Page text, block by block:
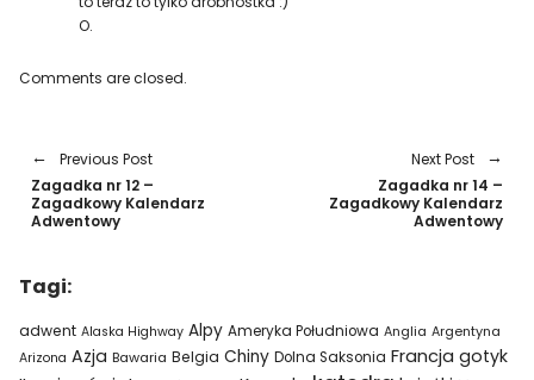
O.
Comments are closed.
Previous Post
Zagadka nr 12 –
Zagadkowy Kalendarz
Adwentowy
Next Post
Zagadka nr 14 –
Zagadkowy Kalendarz
Adwentowy
Tagi:
adwent Alaska Highway Alpy Ameryka Południowa Anglia Argentyna
Arizona Azja Bawaria Belgia Chiny Dolna Saksonia Francja gotyk